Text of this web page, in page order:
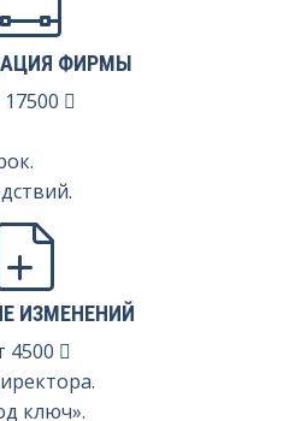
ФИРМЫ
17500
ИЗМЕНЕНИЙ
4500
ключ».